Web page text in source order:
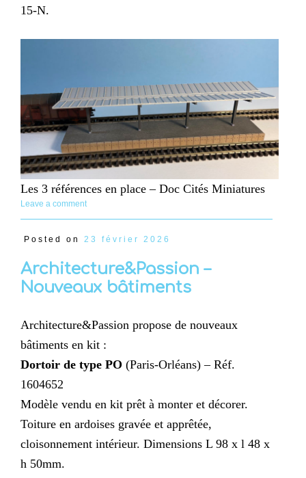
15-N.
Les 3 références en place – Doc Cités Miniatures
Leave a comment
Posted on 23 février 2026
Architecture&Passion –
Nouveaux bâtiments
Architecture&Passion propose de nouveaux
bâtiments en kit :
Dortoir de type PO (Paris-Orléans) – Réf.
1604652
Modèle vendu en kit prêt à monter et décorer.
Toiture en ardoises gravée et apprêtée,
cloisonnement intérieur. Dimensions L 98 x l 48 x
h 50mm.